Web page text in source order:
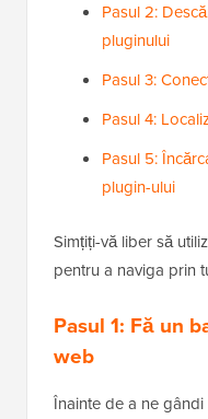
Pasul 2:
pluginului
Pasul 3:
Pasul 4:
Pasul 5:
plugin-ului
Simțiți-vă liber să
pentru a naviga prin
Pasul 1: Fă un
web
Înainte de a ne